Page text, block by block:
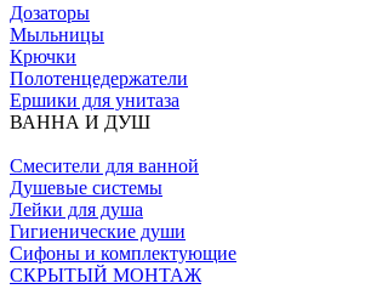
Дозаторы
Мыльницы
Крючки
Полотенцедержатели
Ершики для унитаза
ВАННА И ДУШ
Смесители для ванной
Душевые системы
Лейки для душа
Гигиенические души
Сифоны и комплектующие
СКРЫТЫЙ МОНТАЖ